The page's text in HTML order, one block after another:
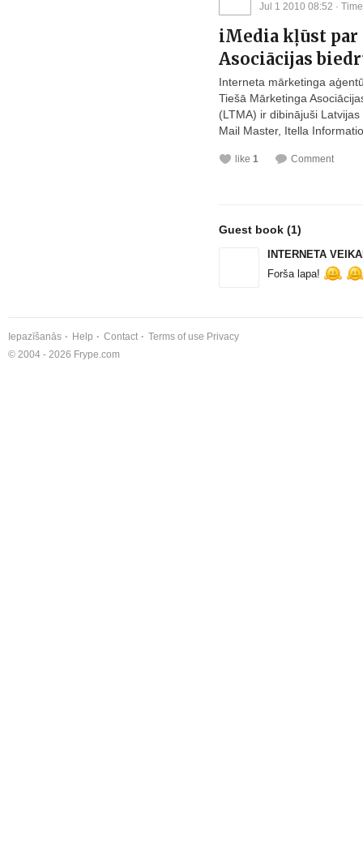
Jul 1 2010 08:52 ·
iMedia kļūst par
Asociācijas
Interneta mārketinga
Tiešā Mārketinga
(LTMA) ir dibinājuši
Mail Master, Itella
like 1 Comment
Guest book (1)
INTERNETA
Forša lapa!
Iepazīšanās Help Contact Terms of use Privacy
© 2004 - 2026 Frype.com